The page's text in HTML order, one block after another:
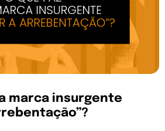
marca insurgente